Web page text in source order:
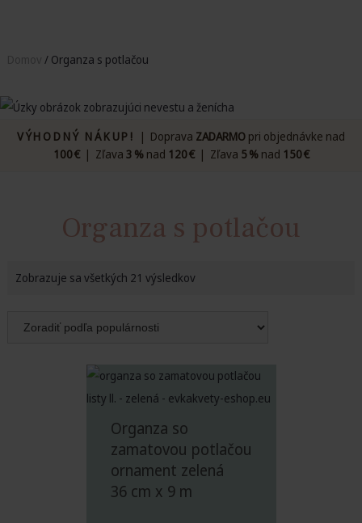
/ Organza s potlačou
VÝHODNÝ NÁKUP! | Doprava ZADARMO pri objednávke nad
100 €| Zľava 3 %nad 120 €| Zľava 5 %nad 150 €
Organza s potlačou
Zobrazuje sa všetkých 21 výsledkov
Organza so
zamatovou potlačou
ornament zelená
36 cm x 9 m